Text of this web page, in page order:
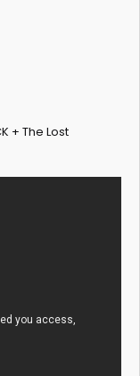
+ The Lost